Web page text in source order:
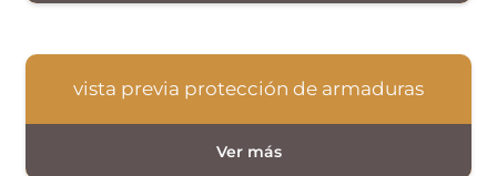
vista previa protección de armaduras